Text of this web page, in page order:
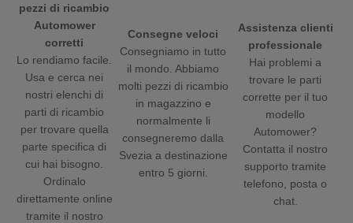
pezzi di ricambio
Automower
corretti
Lo rendiamo facile.
Usa e cerca nei
nostri elenchi di
parti di ricambio
per trovare quella
parte specifica di
cui hai bisogno.
Ordinalo
direttamente online
tramite il nostro
Consegne veloci
Consegniamo in tutto
il mondo. Abbiamo
molti pezzi di ricambio
in magazzino e
normalmente li
consegneremo dalla
Svezia a destinazione
entro 5 giorni.
Assistenza clienti
professionale
Hai problemi a
trovare le parti
corrette per il tuo
modello
Automower?
Contatta il nostro
supporto tramite
telefono, posta o
chat.